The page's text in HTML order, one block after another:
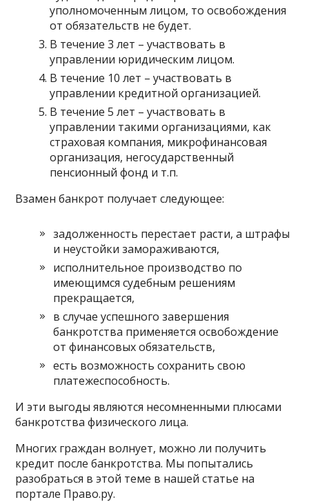
уполномоченным лицом, то освобождения
от обязательств не будет.
В течение 3 лет – участвовать в
управлении юридическим лицом.
В течение 10 лет – участвовать в
управлении кредитной организацией.
В течение 5 лет – участвовать в
управлении такими организациями, как
страховая компания, микрофинансовая
организация, негосударственный
пенсионный фонд и т.п.
Взамен банкрот получает следующее:
задолженность перестает расти, а штрафы
и неустойки замораживаются,
исполнительное производство по
имеющимся судебным решениям
прекращается,
в случае успешного завершения
банкротства применяется освобождение
от финансовых обязательств,
есть возможность сохранить свою
платежеспособность.
И эти выгоды являются несомненными плюсами
банкротства физического лица.
Многих граждан волнует, можно ли получить
кредит после банкротства. Мы попытались
разобраться в этой теме в нашейстатье на
портале Право.ру.